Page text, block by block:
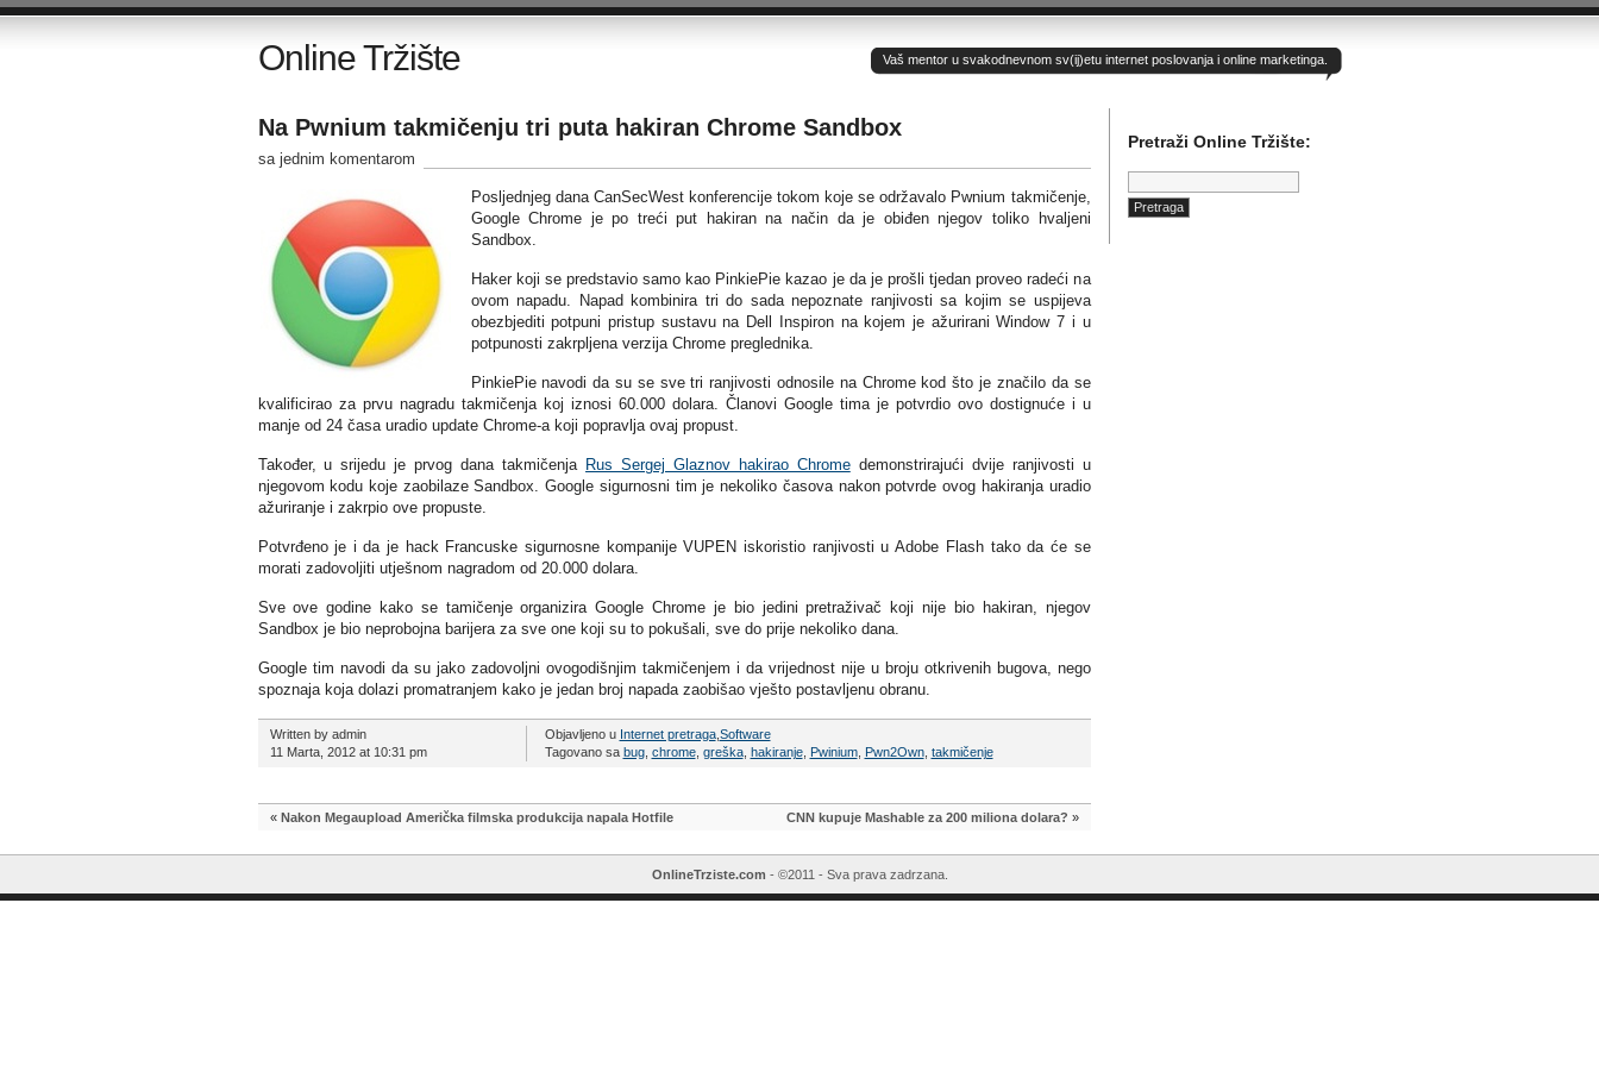
Online Tržište Vaš mentor u svakodnevnom sv(ij)etu internet poslovanja i online marketinga.
Na Pwnium takmičenju tri puta hakiran Chrome Sandbox
sa jednim komentarom
Posljednjeg dana CanSecWest konferencije tokom koje se održavalo Pwnium takmičenje,
Google Chrome je po treći put hakiran na način da je obiđen njegov toliko hvaljeni
Sandbox.
Haker koji se predstavio samo kao PinkiePie kazao je da je prošli tjedan proveo radeći na
ovom napadu. Napad kombinira tri do sada nepoznate ranjivosti sa kojim se uspijeva
obezbjediti potpuni pristup sustavu na Dell Inspiron na kojem je ažurirani Window 7 i u
potpunosti zakrpljena verzija Chrome preglednika.
PinkiePie navodi da su se sve tri ranjivosti odnosile na Chrome kod što je značilo da se
kvalificirao za prvu nagradu takmičenja koj iznosi 60.000 dolara. Članovi Google tima je potvrdio ovo dostignuće i u
manje od 24 časa uradio update Chrome-a koji popravlja ovaj propust.
Također, u srijedu je prvog dana takmičenja Rus Sergej Glaznov hakirao Chromedemonstrirajući dvije ranjivosti u
njegovom kodu koje zaobilaze Sandbox. Google sigurnosni tim je nekoliko časova nakon potvrde ovog hakiranja uradio
ažuriranje i zakrpio ove propuste.
Potvrđeno je i da je hack Francuske sigurnosne kompanije VUPEN iskoristio ranjivosti u Adobe Flash tako da će se
morati zadovoljiti utješnom nagradom od 20.000 dolara.
Sve ove godine kako se tamičenje organizira Google Chrome je bio jedini pretraživač koji nije bio hakiran, njegov
Sandbox je bio neprobojna barijera za sve one koji su to pokušali, sve do prije nekoliko dana.
Google tim navodi da su jako zadovoljni ovogodišnjim takmičenjem i da vrijednost nije u broju otkrivenih bugova, nego
spoznaja koja dolazi promatranjem kako je jedan broj napada zaobišao vješto postavljenu obranu.
Written by admin
11 Marta, 2012 at 10:31 pm
Objavljeno u Internet pretraga, Software
Tagovano sa bug, chrome, greška, hakiranje, Pwinium, Pwn2Own, takmičenje
« Nakon Megaupload Američka filmska produkcija napala Hotfile CNN kupuje Mashable za 200 miliona dolara? »
Pretraži Online Tržište:
Pretraga:
OnlineTrziste.com - ©2011 - Sva prava zadrzana.